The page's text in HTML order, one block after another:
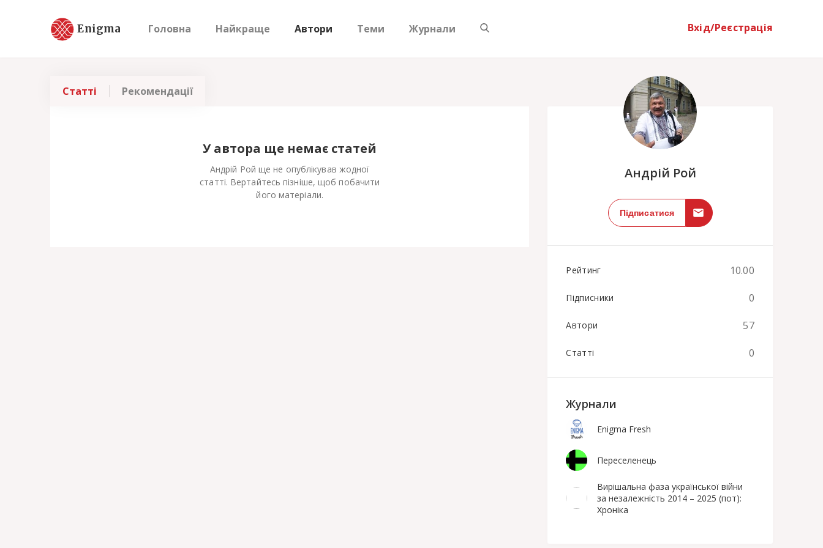
Enigma Головна Найкраще Автори Теми Журнали Вхід/Реєстрація
Андрій Рой
Підписатися
Рейтинг 10.00
Підписники 0
Автори 57
Статті 0
Журнали
Enigma Fresh
Переселенець
Вирішальна фаза української війни
за незалежність 2014 – 2025 (пот):
Хроніка
Статті Рекомендації
У автора ще немає статей
Андрій Рой ще не опублікував жодної
статті. Вертайтесь пізніше, щоб побачити
його матеріали.